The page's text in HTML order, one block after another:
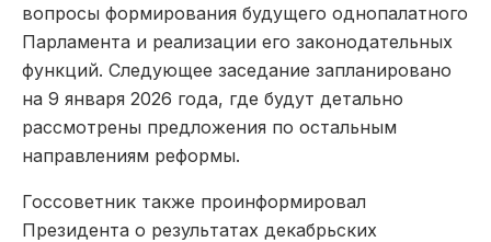
вопросы формирования будущего однопалатного
Парламента и реализации его законодательных
функций. Следующее заседание запланировано
на 9 января 2026 года, где будут детально
рассмотрены предложения по остальным
направлениям реформы.
Госсоветник также проинформировал
Президента о результатах декабрьских